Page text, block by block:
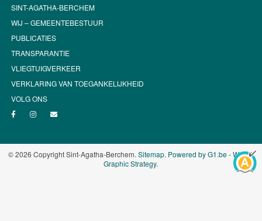
SINT-AGATHA-BERCHEM
WIJ – GEMEENTEBESTUUR
PUBLICATIES
TRANSPARANTIE
VLIEGTUIGVERKEER
VERKLARING VAN TOEGANKELIJKHEID
VOLG ONS
© 2026 Copyright Sint-Agatha-Berchem. Sitemap. Powered by G1.be - Web &
Graphic Strategy.